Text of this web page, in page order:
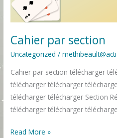
Cahier par section
Uncategorized /
Cahier par section télécharger
télécharger télécharger
télécharger télécharger Section
télécharger télécharger
Read More »